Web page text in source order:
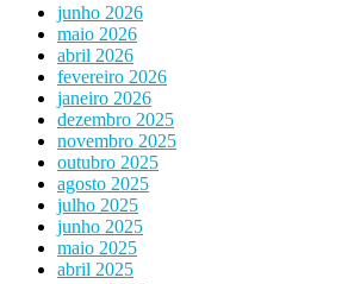
junho 2026
maio 2026
abril 2026
fevereiro 2026
janeiro 2026
dezembro 2025
novembro 2025
outubro 2025
agosto 2025
julho 2025
junho 2025
maio 2025
abril 2025